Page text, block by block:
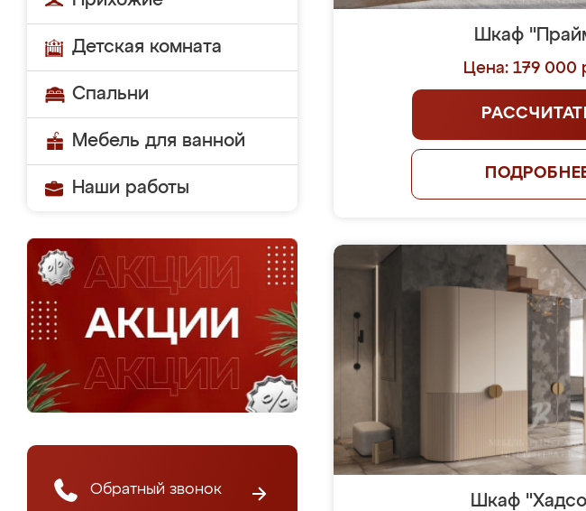
Детская комната
Спальни
Мебель для ванной
Наши работы
Обратный звонок
Шкаф
Цена: 179 000
Шкаф